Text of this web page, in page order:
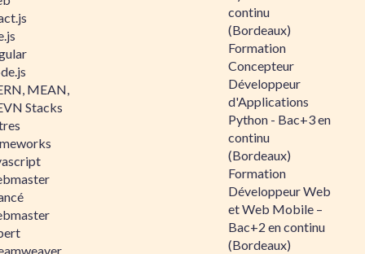
MEAN,
Stacks
continu
(Bordeaux)
Formation
Concepteur
Développeur
d'Applications
Python - Bac+3 en
continu
(Bordeaux)
Formation
Développeur Web
et Web Mobile –
Bac+2 en continu
(Bordeaux)